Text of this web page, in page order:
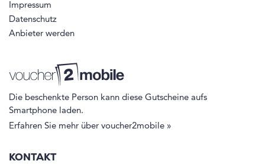
Impressum
Datenschutz
Anbieter werden
Die beschenkte Person kann diese Gutscheine aufs
Smartphone laden.
Erfahren Sie mehr über voucher2mobile »
KONTAKT